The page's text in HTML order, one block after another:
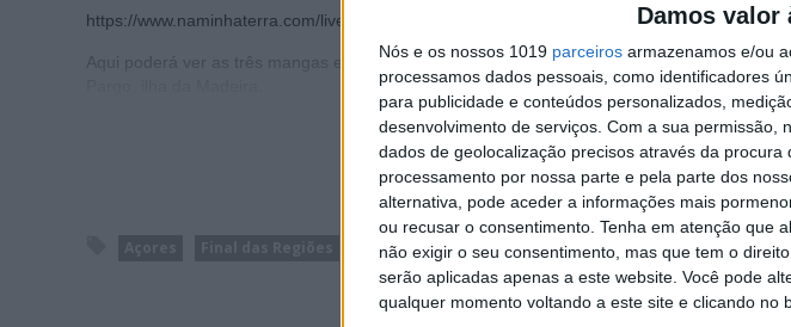
Damos valor
Nós e os nossos 1019 parceiros armazenamos e/ou
processamos dados pessoais, como identificadores
para publicidade e conteúdos personalizados,
desenvolvimento de serviços. Com a sua permissão,
dados de geolocalização precisos através da
processamento por nossa parte e pela parte dos
alternativa, pode aceder a informações mais
ou recusar o consentimento. Tenha em atenção que
não exigir o seu consentimento, mas que tem o
serão aplicadas apenas a este website. Você pode
qualquer momento voltando a este site e clicando no
https://www.naminhaterra.com/live.php?evento=3971&act=video&clip=198363491
Aqui poderá ver as três mangas em que as 5 seleções regionais se vão desafiar para
Continuar a ler
Motocross Motocross das Regiões Ponta do Pargo